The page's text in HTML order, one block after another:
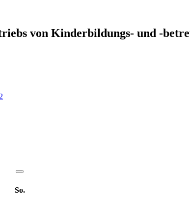
von Kinderbildungs- und -
So.